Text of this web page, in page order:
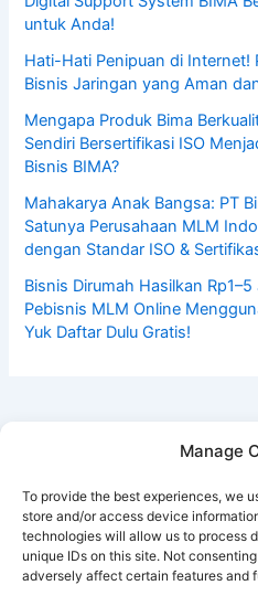
Manage
To provide the best experiences, we
store and/or access device
technologies will allow us to process
unique IDs on this site. Not
adversely affect certain features and
untuk Anda!
Hati-Hati Penipuan di Internet!
Bisnis Jaringan yang Aman
Mengapa Produk Bima
Sendiri Bersertifikasi ISO
Bisnis BIMA?
Mahakarya Anak Bangsa: PT
Satunya Perusahaan MLM
dengan Standar ISO &
Bisnis Dirumah Hasilkan
Pebisnis MLM Online
Yuk Daftar Dulu Gratis!